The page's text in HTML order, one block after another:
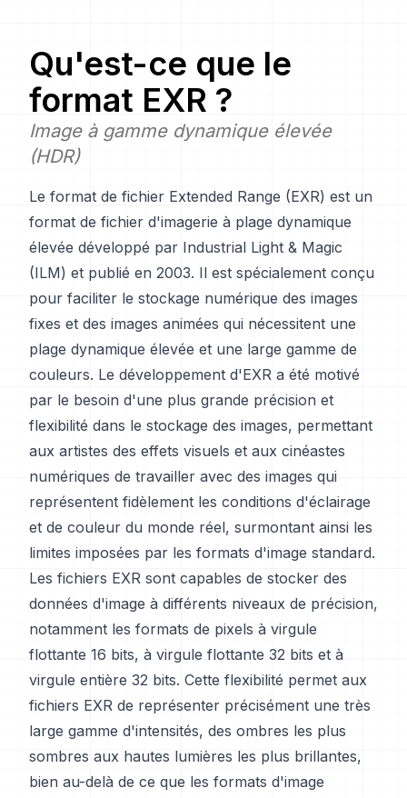
Qu'est-ce que le
format EXR ?
Image à gamme dynamique élevée
(HDR)
Le format de fichier Extended Range (EXR) est un
format de fichier d'imagerie à plage dynamique
élevée développé par Industrial Light & Magic
(ILM) et publié en 2003. Il est spécialement conçu
pour faciliter le stockage numérique des images
fixes et des images animées qui nécessitent une
plage dynamique élevée et une large gamme de
couleurs. Le développement d'EXR a été motivé
par le besoin d'une plus grande précision et
flexibilité dans le stockage des images, permettant
aux artistes des effets visuels et aux cinéastes
numériques de travailler avec des images qui
représentent fidèlement les conditions d'éclairage
et de couleur du monde réel, surmontant ainsi les
limites imposées par les formats d'image standard.
Les fichiers EXR sont capables de stocker des
données d'image à différents niveaux de précision,
notamment les formats de pixels à virgule
flottante 16 bits, à virgule flottante 32 bits et à
virgule entière 32 bits. Cette flexibilité permet aux
fichiers EXR de représenter précisément une très
large gamme d'intensités, des ombres les plus
sombres aux hautes lumières les plus brillantes,
bien au-delà de ce que les formats d'image